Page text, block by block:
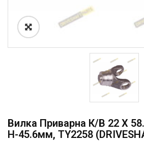
Вилка Приварна К/в 22 X
H-45.6мм, TY2258